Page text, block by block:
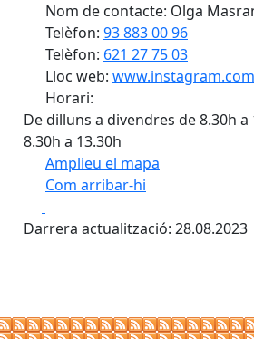
Nom de contacte: Olga
Telèfon: 93 883 00 96
Telèfon: 621 27 75 03
Lloc web:
Horari:
De dilluns a divendres de 8.30h
8.30h a 13.30h
Amplieu el mapa
Com arribar-hi
+
Darrera actualització: 28.08.2023